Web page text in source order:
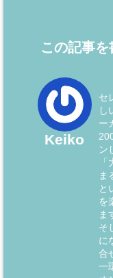
この記事
Keiko
セ
し
ー
ン
ま
と
を
ま
そ
に
合
一